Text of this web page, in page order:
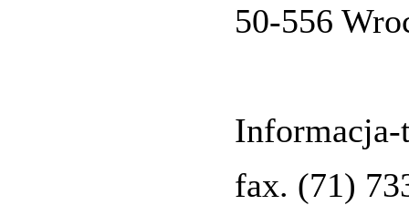
50-556
Informacja-
fax. (71)